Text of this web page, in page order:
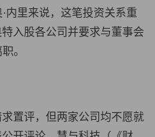
内里来说，这笔投资关系重
入股各公司并要求与董事会
。
置评，但两家公司均不愿就